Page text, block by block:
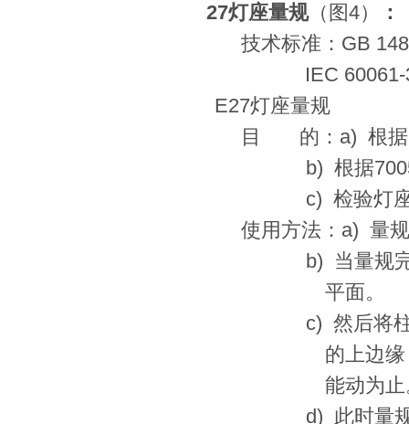
E27灯座量规（图4）
：
技术标准： GB
IEC
E27灯座量规
目
的： a) 根据
b)根据
c)检验灯
使用方法： a) 量
b) 当量规
平面。
c)然后将
的上边
能动为
d) 此时量